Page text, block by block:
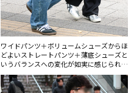
ワイドパンツ＋ボリュームシューズからほ
どよいストレートパンツ＋薄底シューズと
いうバランスへの変化が如実に感じられ
る。アウターはコンパクトなサイジングが
マストレンド。